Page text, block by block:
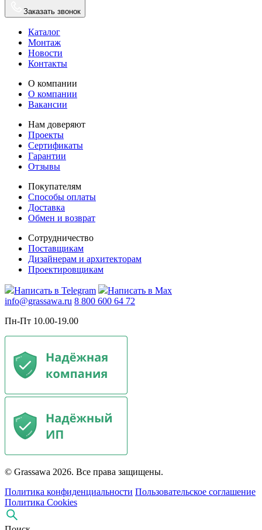
Заказать звонок
Каталог
Монтаж
Новости
Контакты
О компании
О компании
Вакансии
Нам доверяют
Проекты
Сертификаты
Гарантии
Отзывы
Покупателям
Способы оплаты
Доставка
Обмен и возврат
Сотрудничество
Поставщикам
Дизайнерам и архитекторам
Проектировщикам
Написать в Telegram
Написать в Max
info@grassawa.ru 8 800 600 64 72
Пн-Пт 10.00-19.00
© Grassawa 2026. Все права защищены.
Политика конфиденциальности Пользовательское соглашение
Политика Cookies